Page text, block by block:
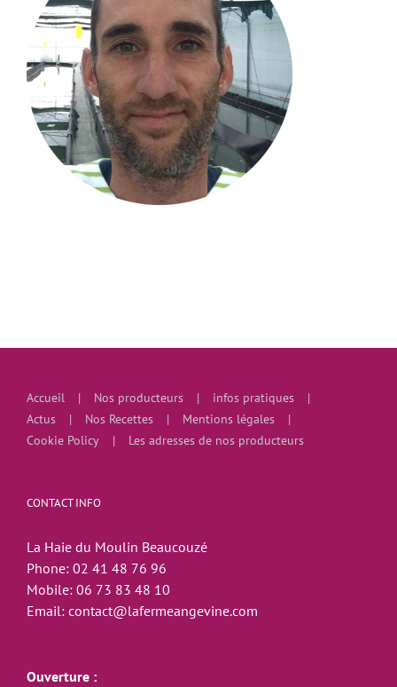
Accueil Nos producteurs
infos pratiques
Actus
Nos Recettes
Mentions légales
Cookie Policy
Les adresses de nos producteurs
CONTACT INFO
La Haie du Moulin Beaucouzé
Phone: 02 41 48 76 96
Mobile: 06 73 83 48 10
Email: contact@lafermeangevine.com
Ouverture :